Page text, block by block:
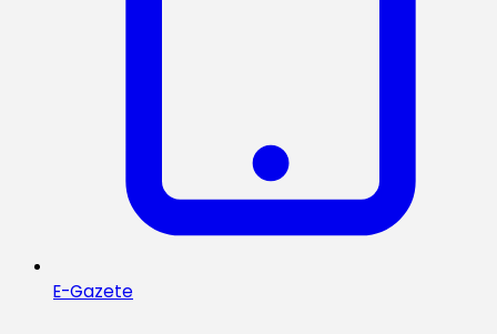
E-Gazete